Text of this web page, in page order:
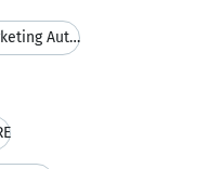
AZURE Google Analytics Connector - Marketing Autom